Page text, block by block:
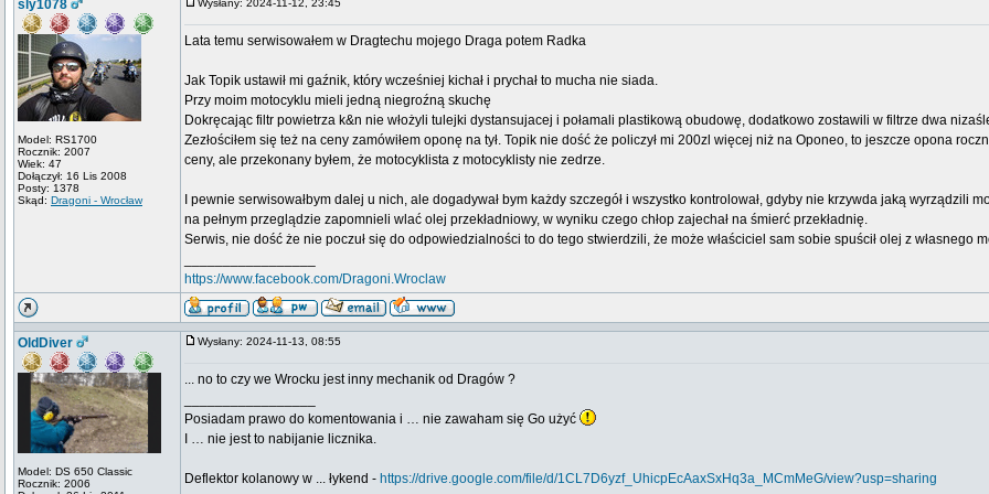
sly1078
Model: RS1700
Rocznik: 2007
Wiek: 47
Dołączył: 16 Lis 2008
Posty: 1378
Skąd: Dragoni - Wrocław
Wysłany: 2024-11-12, 23:45
Lata temu serwisowałem w Dragtechu mojego Draga potem Radka
Jak Topik ustawił mi gaźnik, który wcześniej kichał i prychał to mucha nie siada.
Przy moim motocyklu mieli jedną niegroźną skuchę
Dokręcając filtr powietrza k&n nie włożyli tulejki dystansujacej i połamali plastikową obudowę, dodatkowo zostawili w filtrze dwa
Zezłościłem się też na ceny zamówiłem oponę na tył. Topik nie dość że policzył mi 200zl więcej niż na Oponeo, to jeszcze opona
ceny, ale przekonany byłem, że motocyklista z motocyklisty nie zedrze.
I pewnie serwisowałbym dalej u nich, ale dogadywał bym każdy szczegół i wszystko kontrolował, gdyby nie krzywda jaką
na pełnym przeglądzie zapomnieli wlać olej przekładniowy, w wyniku czego chłop zajechał na śmierć przekładnię.
Serwis, nie dość że nie poczuł się do odpowiedzialności to do tego stwierdzili, że może właściciel sam sobie spuścił olej z własnego
https://www.facebook.com/Dragoni.Wroclaw
OldDiver
Model: DS 650 Classic
Rocznik: 2006
Wysłany: 2024-11-13, 08:55
... no to czy we Wrocku jest inny mechanik od Dragów ?
Posiadam prawo do komentowania i … nie zawaham się Go użyć
I … nie jest to nabijanie licznika.
Deflektor kolanowy w ... łykend - https://drive.google.com/file/d/1CL7D6yzf_UhicpEcAaxSxHq3a_MCmMeG/view?usp=sharing